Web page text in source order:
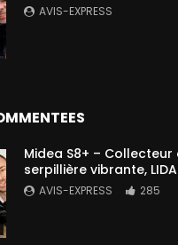
AVIS-EXPRESS
Midea S8+ –
serpillière vibrante,
AVIS-EXPRESS 285